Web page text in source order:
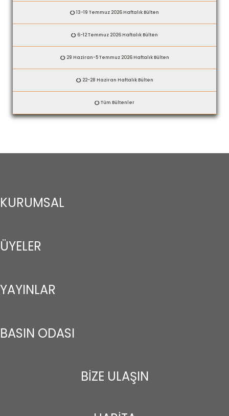
13-19 Temmuz 2026 Haftalık Bülten
6-12 Temmuz 2026 Haftalık Bülten
29 Haziran-5 Temmuz 2026 Haftalık Bülten
22-28 Haziran Haftalık Bülten
Tüm Bültenler
KURUMSAL
ÜYELER
YAYINLAR
BASIN ODASI
BİZE ULAŞIN